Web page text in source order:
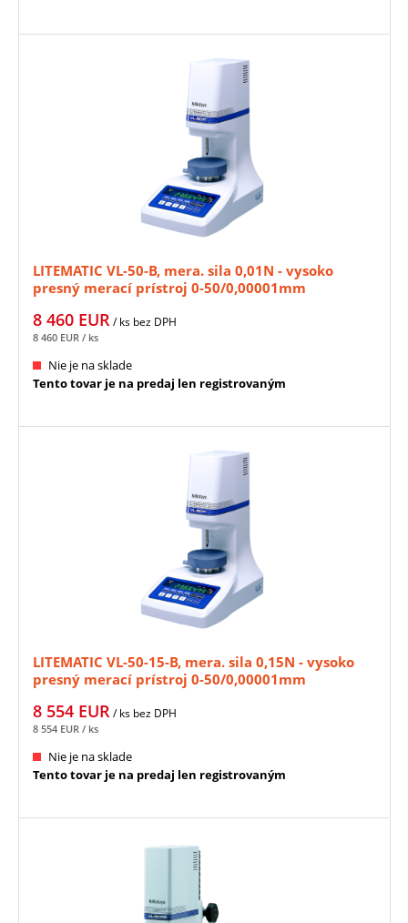
LITEMATIC VL-50-B, mera. sila 0,01N - vysoko
presný merací prístroj 0-50/0,00001mm
8 460 EUR / ks bez DPH
8 460 EUR / ks
Nie je na sklade
Tento tovar je na predaj len registrovaným
LITEMATIC VL-50-15-B, mera. sila 0,15N - vysoko
presný merací prístroj 0-50/0,00001mm
8 554 EUR/ ks bez DPH
8 554 EUR / ks
Nie je na sklade
Tento tovar je na predaj len registrovaným